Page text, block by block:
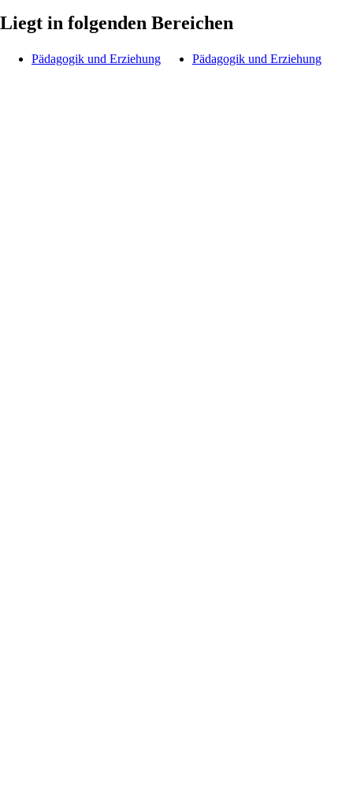
Liegt in folgenden Bereichen
Pädagogik und Erziehung Pädagogik und Erziehung